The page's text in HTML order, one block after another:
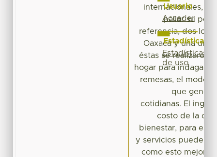
internacionales,
paliar su
referencia, dos
Oaxaca y una
éstas se realizaron
hogar para indagar
remesas, el modo
que
cotidianas. El
costo de la
bienestar, para
y servicios pueden
como esto mejora
Usuario
Acceder
Estadísticas
Estadísticas
de uso